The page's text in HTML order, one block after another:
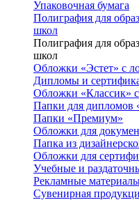
Упаковочная бумага
Полиграфия для
школ
Полиграфия для
школ
Обложки «Эстет» с
Дипломы и
Обложки «Классик»
Папки для дипломов
Папки «Премиум»
Обложки для
Папка из
Обложки для
Учебные и
Рекламные
Сувенирная